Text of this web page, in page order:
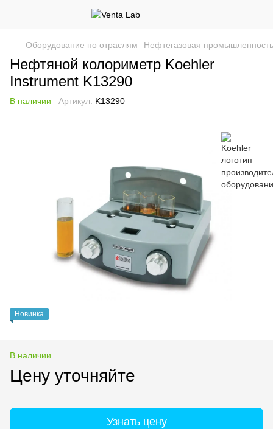
Оборудование по отраслям Нефтегазовая промышленность
Нефтяной колориметр Koehler
Instrument K13290
В наличии Артикул: K13290
Новинка
В наличии
Цену уточняйте
Узнать цену